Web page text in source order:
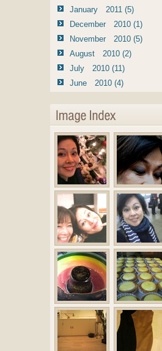
January 2011 (5)
December 2010 (1)
November 2010 (5)
August 2010 (2)
July 2010 (11)
June 2010 (4)